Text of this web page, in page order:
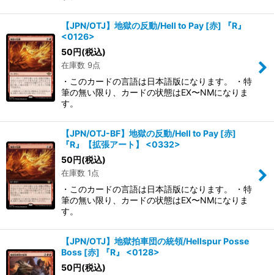
【JPN/OTJ】地獄の反動/Hell to Pay [赤] 『R』
<0126>
50円(税込)
在庫数 9点
・このカードの言語は日本語版になります。 ・特
筆の無い限り、カードの状態はEX〜NMになりま
す。
【JPN/OTJ-BF】地獄の反動/Hell to Pay [赤]
『R』【拡張アート】 <0332>
50円(税込)
在庫数 1点
・このカードの言語は日本語版になります。 ・特
筆の無い限り、カードの状態はEX〜NMになりま
す。
【JPN/OTJ】地獄拍車団の統領/Hellspur Posse
Boss [赤] 『R』 <0128>
50円(税込)